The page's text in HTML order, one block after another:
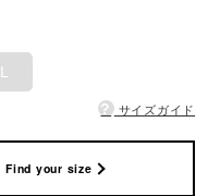
? サイズガイド
Find your size